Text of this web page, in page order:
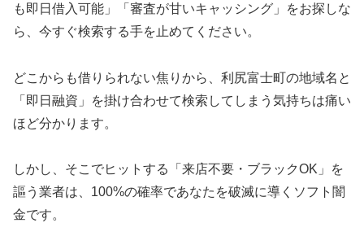
も即日借入可能」「審査が甘いキャッシング」をお探しな
ら、今すぐ検索する手を止めてください。
どこからも借りられない焦りから、利尻富士町の地域名と
「即日融資」を掛け合わせて検索してしまう気持ちは痛い
ほど分かります。
しかし、そこでヒットする「来店不要・ブラックOK」を
謳う業者は、100%の確率であなたを破滅に導くソフト闇
金です。